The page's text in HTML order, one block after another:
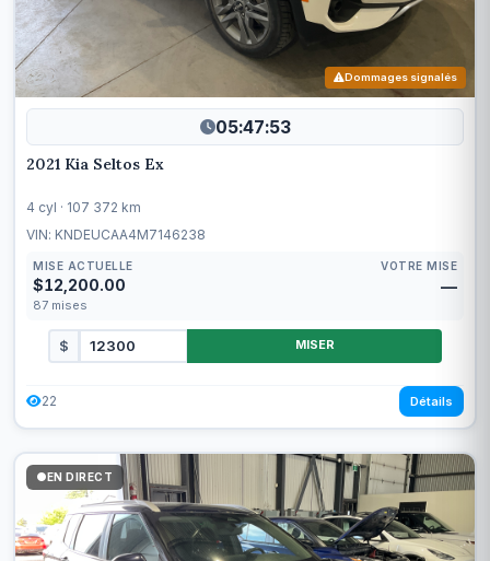
Dommages signalés
05:47:50
2021 Kia Seltos Ex
4 cyl · 107 372 km
VIN: KNDEUCAA4M7146238
MISE ACTUELLE
$12,200.00
87 mises
VOTRE MISE
—
$ MISER
22 Détails
EN DIRECT